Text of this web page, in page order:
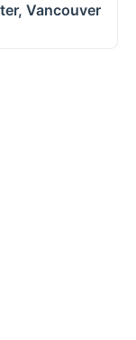
Vancouver